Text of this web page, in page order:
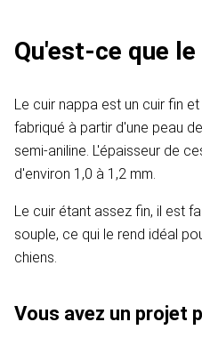
Qu'est-ce que
Le cuir nappa est un cuir fin
fabriqué à partir d'une peau
semi-aniline. L'épaisseur de
d'environ 1,0 à 1,2 mm.
Le cuir étant assez fin, il est
souple, ce qui le rend idéal
chiens.
Vous avez un projet